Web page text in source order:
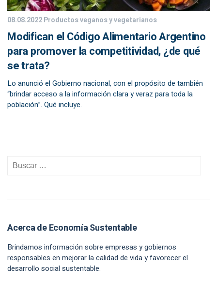
08.08.2022Productos veganos y vegetarianos
Modifican el Código Alimentario Argentino
para promover la competitividad, ¿de qué
se trata?
Lo anunció el Gobierno nacional, con el propósito de también
“brindar acceso a la información clara y veraz para toda la
población”. Qué incluye.
Acerca de Economía Sustentable
Brindamos información sobre empresas y gobiernos
responsables en mejorar la calidad de vida y favorecer el
desarrollo social sustentable.